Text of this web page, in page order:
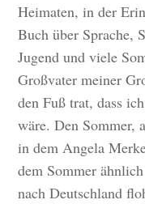
Heimaten, in der
Buch über Sprache,
Jugend und viele
Großvater meiner
den Fuß trat, dass
wäre. Den Sommer,
in dem Angela
dem Sommer
nach Deutschland